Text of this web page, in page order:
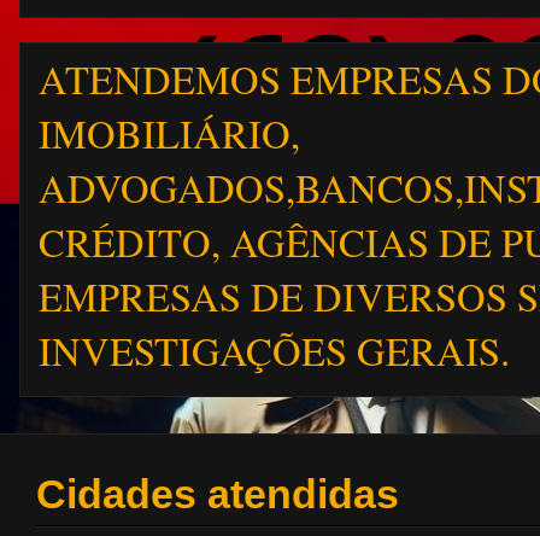
ATENDEMOS EMPRESAS
IMOBILIÁRIO,
CRÉDITO, AGÊNCIAS DE
EMPRESAS DE DIVERSOS
INVESTIGAÇÕES GERAIS.
Cidades atendidas